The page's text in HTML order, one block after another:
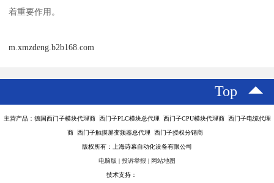
着重要作用。
m.xmzdeng.b2b168.com
Top
主营产品：德国西门子模块代理商 西门子PLC模块总代理 西门子CPU模块代理商 西门子电缆代理
商 西门子触摸屏变频器总代理 西门子授权分销商
版权所有：上海诗幕自动化设备有限公司
电脑版 | 投诉举报 | 网站地图
技术支持：